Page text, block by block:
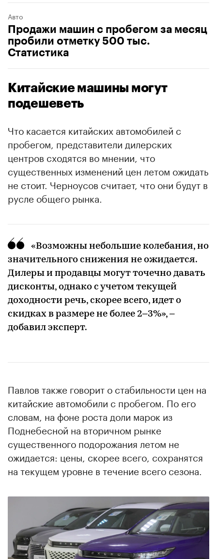
Продажи машин с пробегом за месяц
пробили отметку 500 тыс.
Статистика
Авто
Китайские машины могут
подешеветь
Что касается китайских автомобилей с
пробегом, представители дилерских
центров сходятся во мнении, что
существенных изменений цен летом ожидать
не стоит. Черноусов считает, что они будут в
русле общего рынка.
«Возможны небольшие колебания, но
значительного снижения не ожидается.
Дилеры и продавцы могут точечно давать
дисконты, однако с учетом текущей
доходности речь, скорее всего, идет о
скидках в размере не более 2–3%», –
добавил эксперт.
Павлов также говорит о стабильности цен на
китайские автомобили с пробегом. По его
словам, на фоне роста доли марок из
Поднебесной на вторичном рынке
существенного подорожания летом не
ожидается: цены, скорее всего, сохранятся
на текущем уровне в течение всего сезона.